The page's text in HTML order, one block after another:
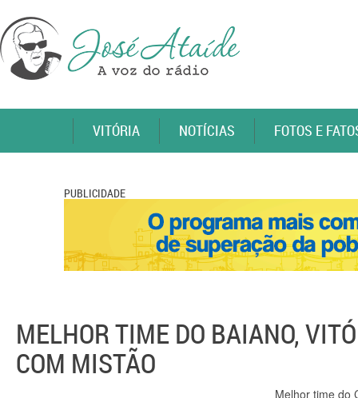
VITÓRIA NOTÍCIAS FOTOS E
PUBLICIDADE
MELHOR TIME DO BAIANO,
COM MISTÃO
Melhor time do